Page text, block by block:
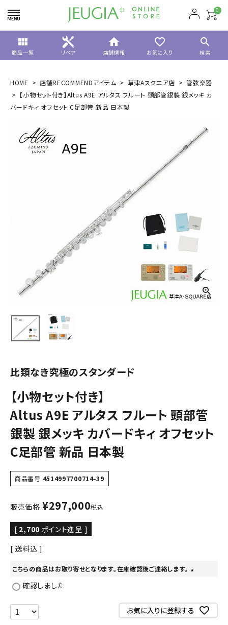
0
view_module
商品一覧 リペア
home
店舗情報
favorite_border
お気に入り
search
検索
HOME 店舗RECOMMENDアイテム 草津Aスクエア店
管弦楽器
【小物セット付き】Altus A9E アルタス フルート 頭部管銀製 銀メッキ カ
バードキィ オフセット C足部管 新品 日本製
比類なき究極のスタンダード
【小物セット付き】
Altus A9E アルタス フルート 頭部管
銀製 銀メッキ カバードキィ オフセット
C足部管 新品 日本製
商品番号 4514997700714-39
販売価格 ¥297,000税込
[ 2,700 ポイント進呈 ]
送料込
こちらの商品はお取り寄せとなります。在庫確認後ご連絡します。
須
)
確認しました
お気に入りに登録する